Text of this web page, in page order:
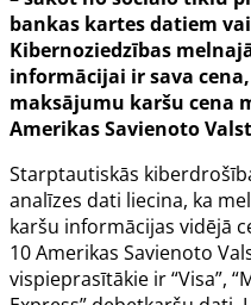
bankas kartes datiem
Kibernoziedzības
informācijai ir sava
maksājumu karšu cena
Amerikas Savienoto
Starptautiskās
analīzes dati liecina, ka
karšu informācijas vidējā
10 Amerikas Savienoto
vispieprasītākie ir “Visa”,